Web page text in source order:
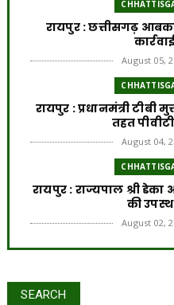
रायपुर : छत्तीसगढ़
August 05,
रायपुर : प्रधानमंत्री टीबी
तहत
August 04,
रायपुर : राज्यपाल श्री डेका
की
August 02,
SEARCH